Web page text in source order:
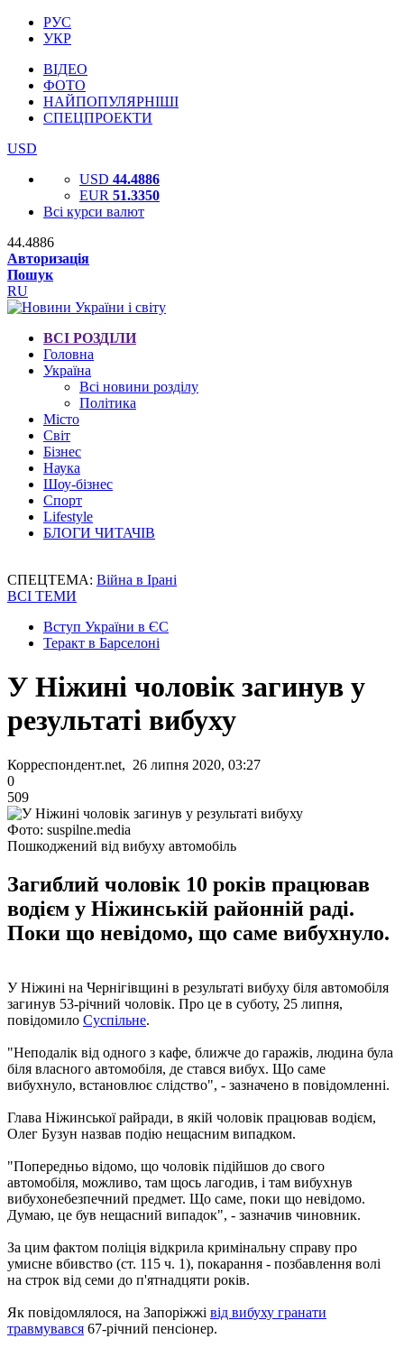
РУС
УКР
ВІДЕО
ФОТО
НАЙПОПУЛЯРНІШІ
СПЕЦПРОЕКТИ
USD
USD 44.4886
EUR 51.3350
Всі курси валют
44.4886
Авторизація
Пошук
RU
ВСІ РОЗДІЛИ
Головна
Україна
Всі новини розділу
Політика
Місто
Світ
Бізнес
Наука
Шоу-бізнес
Спорт
Lifestyle
БЛОГИ ЧИТАЧІВ
СПЕЦТЕМА: Війна в Ірані
ВСІ ТЕМИ
Вступ України в ЄС
Теракт в Барселоні
У Ніжині чоловік загинув у
результаті вибуху
Корреспондент.net, 26 липня 2020, 03:27
0
509
Фото: suspilne.media
Пошкоджений від вибуху автомобіль
Загиблий чоловік 10 років працював
водієм у Ніжинській районній раді.
Поки що невідомо, що саме вибухнуло.
У Ніжині на Чернігівщині в результаті вибуху біля автомобіля
загинув 53-річний чоловік. Про це в суботу, 25 липня,
повідомило Суспільне.
"Неподалік від одного з кафе, ближче до гаражів, людина була
біля власного автомобіля, де стався вибух. Що саме
вибухнуло, встановлює слідство", - зазначено в повідомленні.
Глава Ніжинської райради, в якій чоловік працював водієм,
Олег Бузун назвав подію нещасним випадком.
"Попередньо відомо, що чоловік підійшов до свого
автомобіля, можливо, там щось лагодив, і там вибухнув
вибухонебезпечний предмет. Що саме, поки що невідомо.
Думаю, це був нещасний випадок", - зазначив чиновник.
За цим фактом поліція відкрила кримінальну справу про
умисне вбивство (ст. 115 ч. 1), покарання - позбавлення волі
на строк від семи до п'ятнадцяти років.
Як повідомлялося, на Запоріжжі від вибуху гранати
травмувався 67-річний пенсіонер.